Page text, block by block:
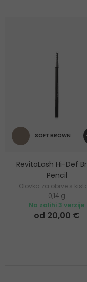
SOFT BROWN
RevitaLash Hi-Def
Pencil
Olovka za obrve s
0,14 g
Na zalihi 3 verzije
od 20,00 €